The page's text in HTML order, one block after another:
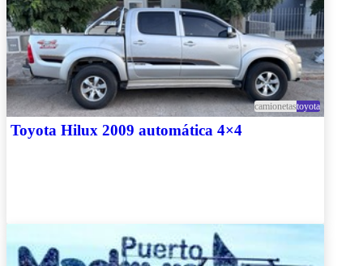
camionetastoyota
Toyota Hilux 2009 automática 4×4